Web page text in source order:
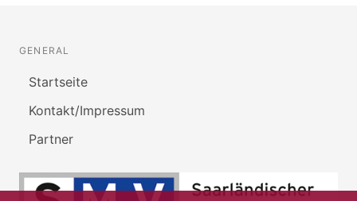
GENERAL
Startseite
Kontakt/Impressum
Partner